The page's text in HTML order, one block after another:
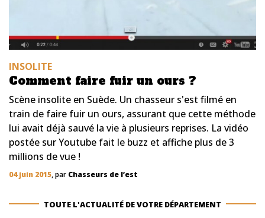
INSOLITE
Comment faire fuir un ours ?
Scène insolite en Suède. Un chasseur s'est filmé en
train de faire fuir un ours, assurant que cette méthode
lui avait déjà sauvé la vie à plusieurs reprises. La vidéo
postée sur Youtube fait le buzz et affiche plus de 3
millions de vue !
04 juin 2015, par Chasseurs de l’est
TOUTE L'ACTUALITÉ DE VOTRE DÉPARTEMENT